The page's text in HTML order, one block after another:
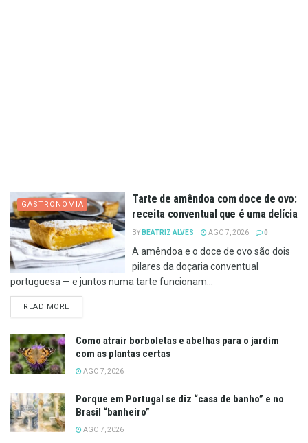
GASTRONOMIA
Tarte de amêndoa com doce de ovo:
receita conventual que é uma delícia
BY BEATRIZ ALVES AGO 7, 2026 0
A amêndoa e o doce de ovo são dois
pilares da doçaria conventual
portuguesa — e juntos numa tarte funcionam...
READ MOREDETAILS
Como atrair borboletas e abelhas para o jardim
com as plantas certas
AGO 7, 2026
Porque em Portugal se diz “casa de banho” e no
Brasil “banheiro”
AGO 7, 2026